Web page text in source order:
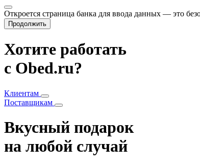
Откроется страница банка для ввода данных — это
Продолжить
Хотите работать
с Obed.ru?
Клиентам
Поставщикам
Вкусный подарок
на любой случай